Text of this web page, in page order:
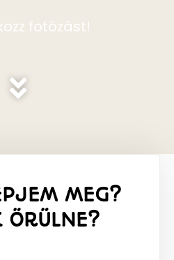
fotózást!
MEG?
ÖRÜLNE?